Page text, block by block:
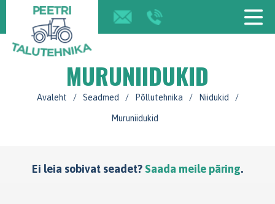
MURUNIIDUKID
Avaleht / Seadmed / Põllutehnika / Niidukid /
Muruniidukid
Ei leia sobivat seadet?Saada meile päring.